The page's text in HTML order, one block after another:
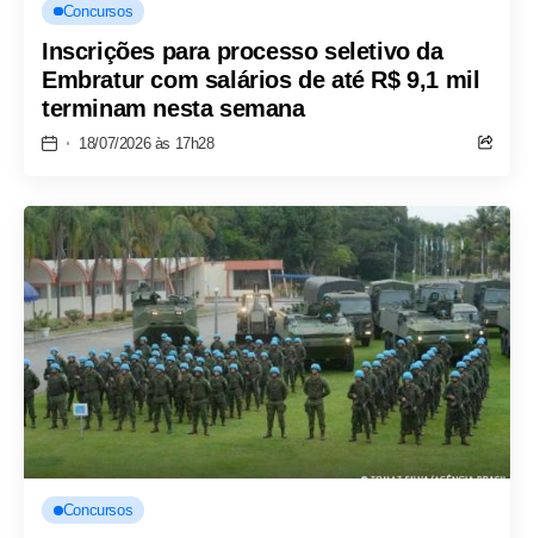
Concursos
Inscrições para processo seletivo da
Embratur com salários de até R$ 9,1 mil
terminam nesta semana
18/07/2026 às 17h28
Concursos